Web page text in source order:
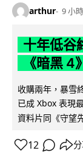
arthur 9 小時
十年低谷
《暗黑 4
收購兩年，暴雪
已成 Xbox 表現
資料片同《守望
12